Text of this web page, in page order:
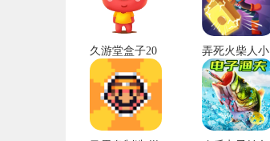
久游堂盒子20
26新版
弄死火柴人小
米版